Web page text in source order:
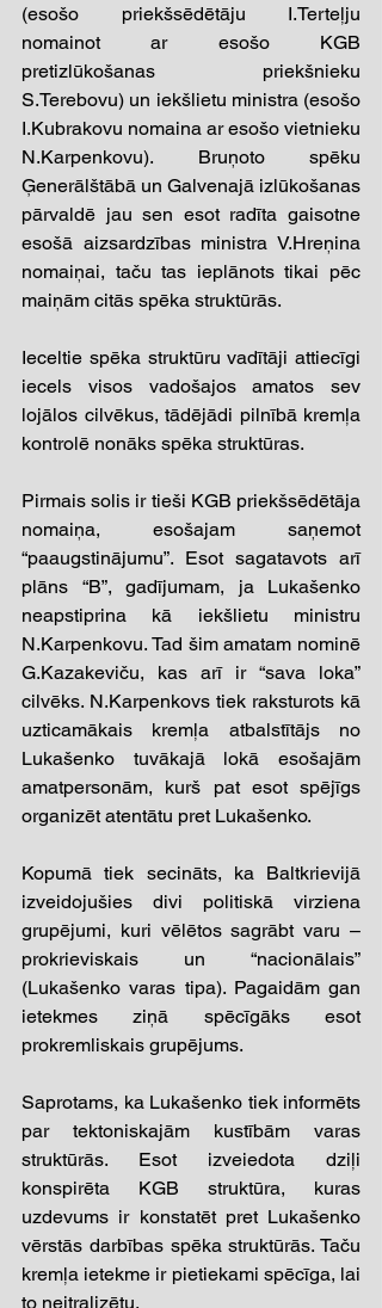
(esošo priekšsēdētāju I.Terteļju
nomainot ar esošo KGB
pretizlūkošanas priekšnieku
S.Terebovu) un iekšlietu ministra (esošo
I.Kubrakovu nomaina ar esošo vietnieku
N.Karpenkovu). Bruņoto spēku
Ģenerālštābā un Galvenajā izlūkošanas
pārvaldē jau sen esot radīta gaisotne
esošā aizsardzības ministra V.Hreņina
nomaiņai, taču tas ieplānots tikai pēc
maiņām citās spēka struktūrās.
Ieceltie spēka struktūru vadītāji attiecīgi
iecels visos vadošajos amatos sev
lojālos cilvēkus, tādējādi pilnībā kremļa
kontrolē nonāks spēka struktūras.
Pirmais solis ir tieši KGB priekšsēdētāja
nomaiņa, esošajam saņemot
“paaugstinājumu”. Esot sagatavots arī
plāns “B”, gadījumam, ja Lukašenko
neapstiprina kā iekšlietu ministru
N.Karpenkovu. Tad šim amatam nominē
G.Kazakeviču, kas arī ir “sava loka”
cilvēks. N.Karpenkovs tiek raksturots kā
uzticamākais kremļa atbalstītājs no
Lukašenko tuvākajā lokā esošajām
amatpersonām, kurš pat esot spējīgs
organizēt atentātu pret Lukašenko.
Kopumā tiek secināts, ka Baltkrievijā
izveidojušies divi politiskā virziena
grupējumi, kuri vēlētos sagrābt varu –
prokrieviskais un “nacionālais”
(Lukašenko varas tipa). Pagaidām gan
ietekmes ziņā spēcīgāks esot
prokremliskais grupējums.
Saprotams, ka Lukašenko tiek informēts
par tektoniskajām kustībām varas
struktūrās. Esot izveiedota dziļi
konspirēta KGB struktūra, kuras
uzdevums ir konstatēt pret Lukašenko
vērstās darbības spēka struktūrās. Taču
kremļa ietekme ir pietiekami spēcīga, lai
to neitralizētu.